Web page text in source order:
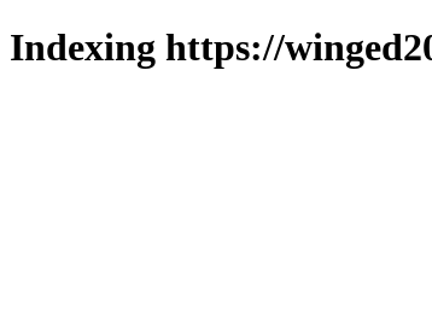
Indexing https://